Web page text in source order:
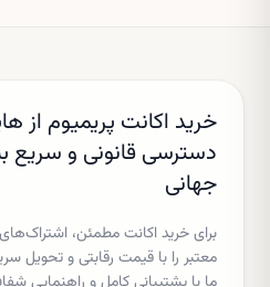
خرید اکانت پریمیوم از
دسترسی قانونی و
جهانی
برای خرید اکانت مطمئن،
معتبر را با قیمت رقابتی و تحویل